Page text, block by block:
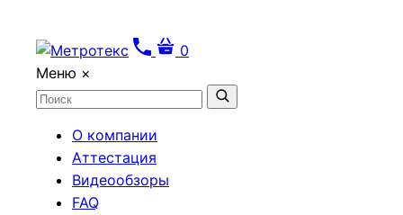
0
Меню ×
О компании
Аттестация
Видеообзоры
FAQ